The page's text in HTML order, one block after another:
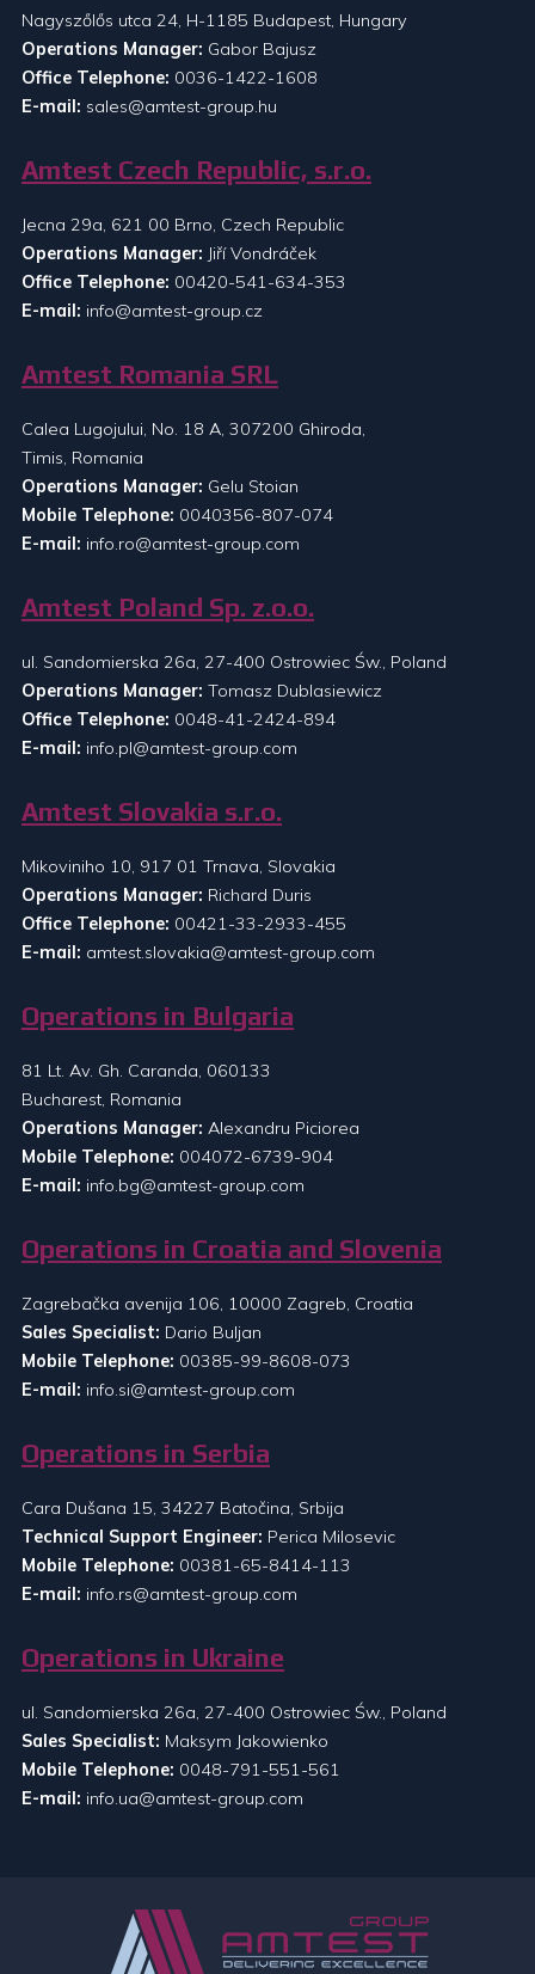
Nagyszőlős utca 24, H-1185 Budapest, Hungary
Operations Manager: Gabor Bajusz
Office Telephone: 0036-1422-1608
E-mail: sales@amtest-group.hu
Amtest Czech Republic, s.r.o.
Jecna 29a, 621 00 Brno, Czech Republic
Operations Manager: Jiří Vondráček
Office Telephone: 00420-541-634-353
E-mail: info@amtest-group.cz
Amtest Romania SRL
Calea Lugojului, No. 18 A, 307200 Ghiroda,
Timis, Romania
Operations Manager: Gelu Stoian
Mobile Telephone: 0040356-807-074
E-mail: info.ro@amtest-group.com
Amtest Poland Sp. z.o.o.
ul. Sandomierska 26a, 27-400 Ostrowiec Św., Poland
Operations Manager: Tomasz Dublasiewicz
Office Telephone: 0048-41-2424-894
E-mail: info.pl@amtest-group.com
Amtest Slovakia s.r.o.
Mikoviniho 10, 917 01 Trnava, Slovakia
Operations Manager: Richard Duris
Office Telephone: 00421-33-2933-455
E-mail: amtest.slovakia@amtest-group.com
Operations in Bulgaria
81 Lt. Av. Gh. Caranda, 060133
Bucharest, Romania
Operations Manager: Alexandru Piciorea
Mobile Telephone: 004072-6739-904
E-mail: info.bg@amtest-group.com
Operations in Croatia and Slovenia
Zagrebačka avenija 106, 10000 Zagreb, Croatia
Sales Specialist: Dario Buljan
Mobile Telephone: 00385-99-8608-073
E-mail: info.si@amtest-group.com
Operations in Serbia
Cara Dušana 15, 34227 Batočina, Srbija
Technical Support Engineer: Perica Milosevic
Mobile Telephone: 00381-65-8414-113
E-mail: info.rs@amtest-group.com
Operations in Ukraine
ul. Sandomierska 26a, 27-400 Ostrowiec Św., Poland
Sales Specialist: Maksym Jakowienko
Mobile Telephone: 0048-791-551-561
E-mail: info.ua@amtest-group.com